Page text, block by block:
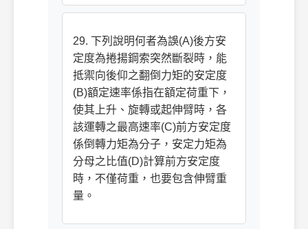
29. 下列說明何者為誤(A)後方安
定度為捲揚鋼索突然斷裂時，能
抵禦向後仰之翻倒力矩的安定度
(B)額定速率係指在額定荷重下，
使其上升、旋轉或起伸臂時，各
該運轉之最高速率(C)前方安定度
係倒轉力矩為分子，安定力矩為
分母之比值(D)計算前方安定度
時，不僅荷重，也要包含伸臂重
量。